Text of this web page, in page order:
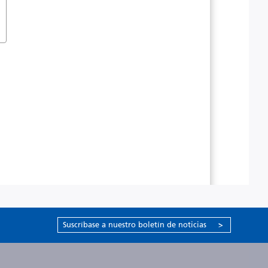
Suscríbase a nuestro boletín de noticias >